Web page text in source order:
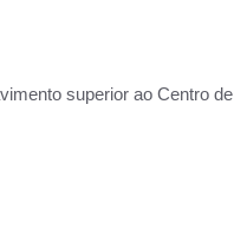
superior ao Centro de